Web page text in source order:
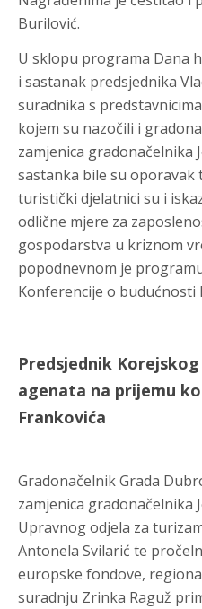
Burilović.
U sklopu programa Dana
i sastanak predsjednika
suradnika s
kojem su nazočili i
zamjenica gradonačelnika
sastanka bile su oporavak
turistički djelatnici su i
odlične mjere za
gospodarstva u kriznom
popodnevnom je
Konferencije o budućnosti
Predsjednik
agenata na prijemu
Frankovića
Gradonačelnik Grada
zamjenica gradonačelnika
Upravnog odjela za
Antonela Svilarić te
europske fondove,
suradnju Zrinka Raguž